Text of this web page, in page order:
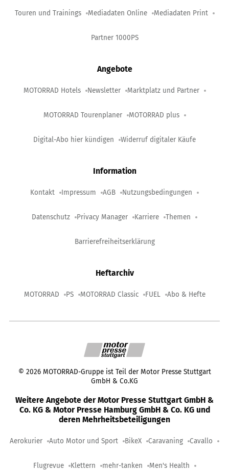
Touren und Trainings Mediadaten Online Mediadaten Print
Partner 1000PS
Angebote
MOTORRAD Hotels Newsletter Marktplatz und Partner
MOTORRAD Tourenplaner MOTORRAD plus
Digital-Abo hier kündigen Widerruf digitaler Käufe
Information
Kontakt Impressum AGB Nutzungsbedingungen
Datenschutz Privacy Manager Karriere Themen
Barrierefreiheitserklärung
Heftarchiv
MOTORRAD PS MOTORRAD Classic FUEL Abo & Hefte
© 2026 MOTORRAD-Gruppe ist Teil der Motor Presse Stuttgart
GmbH & Co.KG
Weitere Angebote der Motor Presse Stuttgart GmbH &
Co. KG & Motor Presse Hamburg GmbH & Co. KG und
deren Mehrheitsbeteiligungen
Aerokurier Auto Motor und Sport BikeX Caravaning Cavallo
Flugrevue Klettern mehr-tanken Men's Health